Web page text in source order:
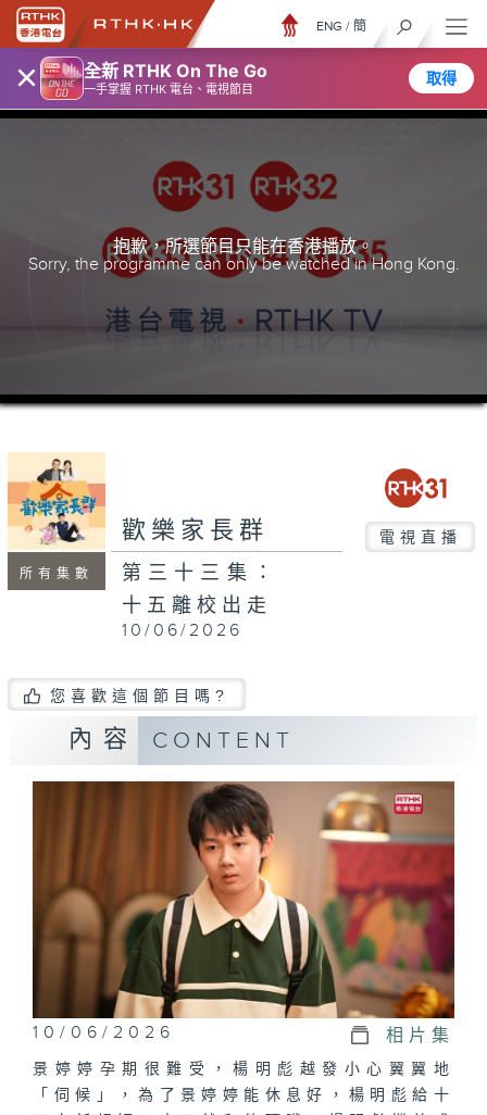
× 全新 RTHK On The Go
一手掌握 RTHK 電台、電視節目
取得
ENG / 簡
抱歉，所選節目只能在香港播放。
Sorry, the programme can only be watched in Hong Kong.
所有集數
歡樂家長群 電視直播
第三十三集：
十五離校出走
10/06/2026
您喜歡這個節目嗎?
內容 CONTENT
10/06/2026 相片集
景婷婷孕期很難受，楊明彪越發小心翼翼地
「伺候」，為了景婷婷能休息好，楊明彪給十